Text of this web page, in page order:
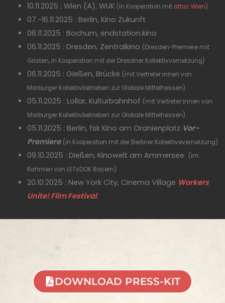
10.11.2025 : Wien (A), WUK (in Kooperation mit attac Wien)
07.-16.11.2025 : Berlin, Kino Zukunft
06.11.2025 : Bochum, endstation.kino
06.11.2025 : Dresden, Zentralkino (Dresden-Premiere mit
Gästen, in Kooperation mit der Dresdner Kollektivvernetzung)
06.11.2025 : Gießen, Brücke (mit Vertreter:innen von
Marburger Kollektivbetrieben zur Globale Mittelhessen)
05.11.2025 : Lollar, Kulturbahnhof (mit Vertreter:innen von
Marburger Kollektivbetrieben zur Globale Mittelhessen)
05.11.2025 : Berlin, fsk Kino am Oranienplatz Vor-
Premiere (in Kooperation mit der Berliner Kollektivevernetzung)
09.10.2025 : Dießen, Kinowelt am Ammersee
(im
Rahmen von LETsDOK Bayern)
20.10.2025 : New York City, Cinema Village Workers
Unite! Film Festival
DOWNLOAD PRESS-KIT